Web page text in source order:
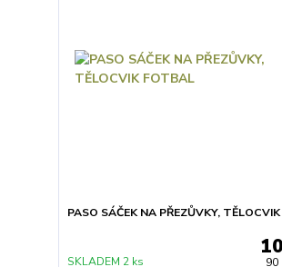
PASO SÁČEK NA PŘEZŮVKY,
90
SKLADEM 2 ks